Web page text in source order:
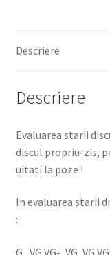
Descriere
Descriere
Evaluarea starii
discul propriu-zis,
uitati la poze !
In evaluarea starii
:
G , VG VG-, VG, VG